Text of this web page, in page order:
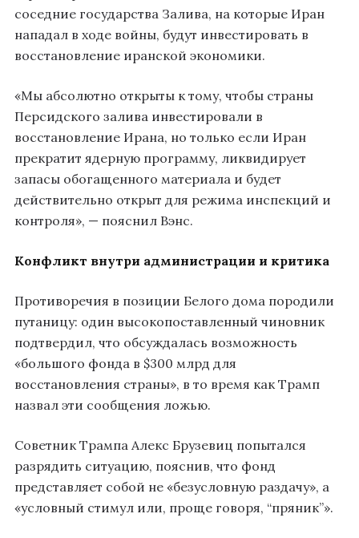
соседние государства Залива, на которые Иран
нападал в ходе войны, будут инвестировать в
восстановление иранской экономики.
«Мы абсолютно открыты к тому, чтобы страны
Персидского залива инвестировали в
восстановление Ирана, но только если Иран
прекратит ядерную программу, ликвидирует
запасы обогащенного материала и будет
действительно открыт для режима инспекций и
контроля», — пояснил Вэнс.
Конфликт внутри администрации и критика
Противоречия в позиции Белого дома породили
путаницу: один высокопоставленный чиновник
подтвердил, что обсуждалась возможность
«большого фонда в $300 млрд для
восстановления страны», в то время как Трамп
назвал эти сообщения ложью.
Советник Трампа Алекс Брузевиц попытался
разрядить ситуацию, пояснив, что фонд
представляет собой не «безусловную раздачу», а
«условный стимул или, проще говоря, “пряник”».